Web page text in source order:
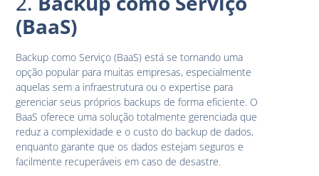
(BaaS)
Backup como Serviço (BaaS) está se tornando uma
opção popular para muitas empresas, especialmente
aquelas sem a infraestrutura ou o expertise para
gerenciar seus próprios backups de forma eficiente. O
BaaS oferece uma solução totalmente gerenciada que
reduz a complexidade e o custo do backup de dados,
enquanto garante que os dados estejam seguros e
facilmente recuperáveis em caso de desastre.